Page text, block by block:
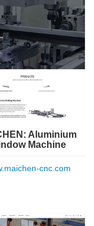
Aluminium
Machine
cnc.com